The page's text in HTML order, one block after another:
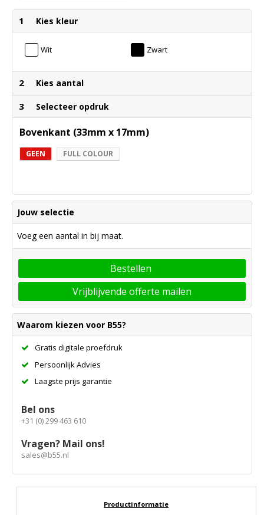
1 Kies kleur
Wit Zwart
2 Kies aantal
3 Selecteer opdruk
Bovenkant (33mm x 17mm)
GEEN FULL COLOUR
Jouw selectie
Voeg een aantal in bij maat.
Bestellen
Vrijblijvende offerte mailen
Waarom kiezen voor B55?
Gratis digitale proefdruk
Persoonlijk Advies
Laagste prijs garantie
Bel ons
+31 (0) 299 463 610
Vragen? Mail ons!
sales@b55.nl
Productinformatie